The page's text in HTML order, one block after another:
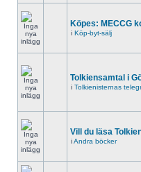
Köpes: MECCG
i Köp-byt-sälj
Tolkiensamtal i
i Tolkienisternas
Vill du läsa
iAndra böcker